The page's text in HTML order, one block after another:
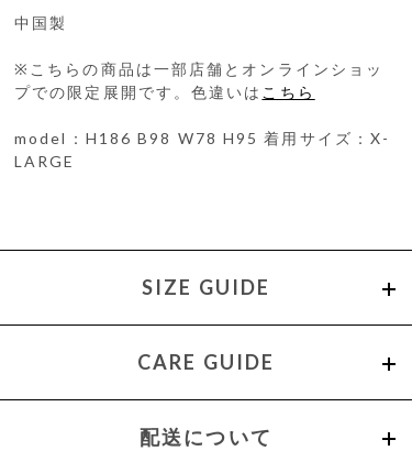
中国製
※こちらの商品は一部店舗とオンラインショッ
プでの限定展開です。色違いは こちら
model：H186 B98 W78 H95 着用サイズ：X-
LARGE
SIZE GUIDE
CARE GUIDE
配送について